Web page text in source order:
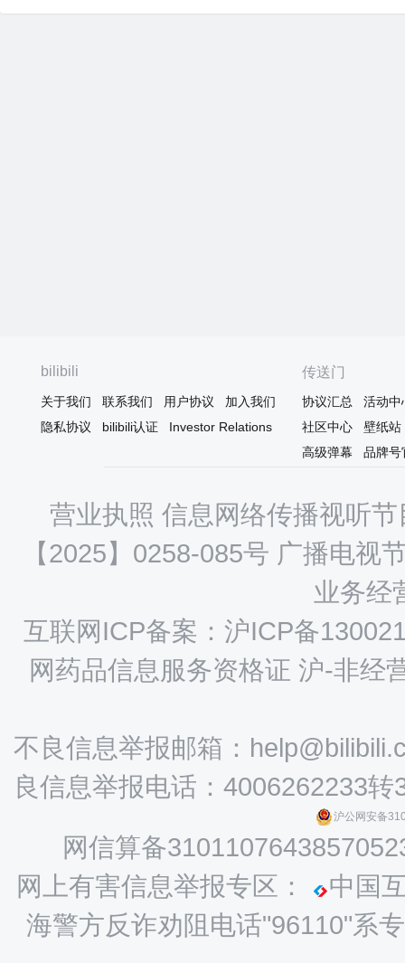
bilibili
关于我们 联系我们 用户协议
加入我们
隐私协议
bilibili认证 Investor Relations
传送门
协议汇总
活动中
社区中心
壁纸站
高级弹幕
品牌号
营业执照 信息网络传播视听
【2025】0258-085号 广播电视
业务经
互联网ICP备案：沪ICP备
网药品信息服务资格证 沪-非经
不良信息举报邮箱：
良信息举报电话：4006262233转
沪公网安备
网信算备
网上有害信息举报专区：
中国
海警方反诈劝阻电话"96110"系